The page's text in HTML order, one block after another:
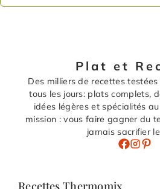
Plat et
Des milliers de recettes
tous les jours: plats complets,
idées légères et spécialités
mission : vous faire gagner du
jamais sacrifier
Recettes Thermomix